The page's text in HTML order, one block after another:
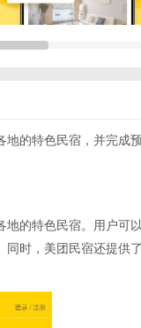
地的特色民宿，并完成
地的特色民宿。用户可
时，美团民宿还提供